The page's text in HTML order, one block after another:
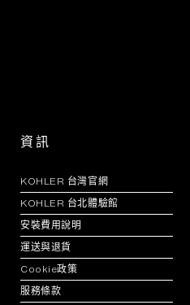
資訊
KOHLER 台灣官網
KOHLER 台北體驗館
安裝費用說明
運送與退貨
Cookie政策
服務條款